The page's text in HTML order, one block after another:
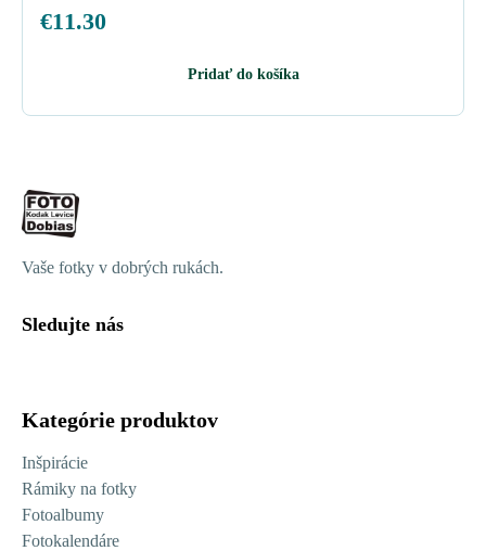
€11.30
Pridať do košíka
Vaše fotky v dobrých rukách.
Sledujte nás
Kategórie produktov
Inšpirácie
Rámiky na fotky
Fotoalbumy
Fotokalendáre